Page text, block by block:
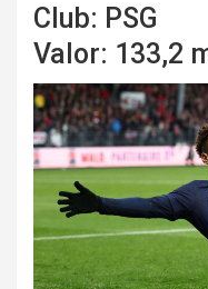
Club: PSG
Valor: 133,2